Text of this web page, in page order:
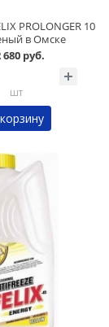
PROLONGER 10
в Омске
680 руб.
шт